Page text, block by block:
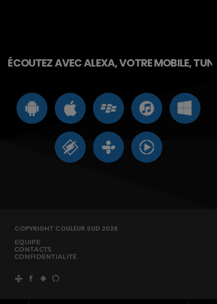
ÉCOUTEZ AVEC ALEXA, VOTRE MOBILE,
COPYRIGHT COULEUR SUD 2026
EQUIPE
CONTACTS
CONFIDENTIALITÉ